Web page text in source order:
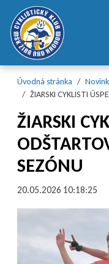
Preskočiť na obsah
Preskočiť na hlavné menu
Úvodná stránka
ŽIARSKI CYKLISTI
ŽIARSKI
SEZÓNU
20.05.2026 10:18:25